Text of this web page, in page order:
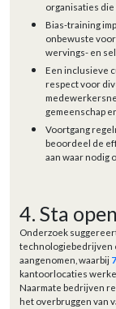
organisaties
Bias-training
onbewuste
wervings- en
Een inclusieve
respect voor
gemeenschap
Voortgang
beoordeel de
aan waar nodig
4. Sta
Onderzoek
technologiebedrijven
aangenomen, waarbij
kantoorlocaties
Naarmate bedrijven
het overbruggen van